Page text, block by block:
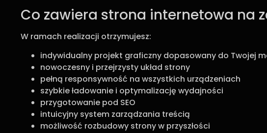
Co zawiera strona internetowa na
W ramach realizacji otrzymujesz:
indywidualny projekt graficzny dopasowany do Twojej
nowoczesny i przejrzysty układ strony
pełną responsywność na wszystkich urządzeniach
szybkie ładowanie i optymalizację wydajności
przygotowanie pod SEO
intuicyjny system zarządzania treścią
możliwość rozbudowy strony w przyszłości